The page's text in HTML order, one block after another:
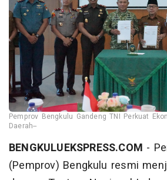
Pemprov Bengkulu Gandeng TNI Perkuat
Daerah--
BENGKULUEKSPRESS.COM -
(Pemprov) Bengkulu resmi